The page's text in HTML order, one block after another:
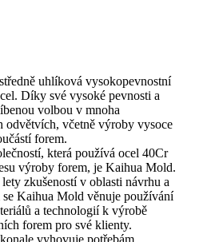
uhlíková vysokopevnostní
Díky své vysoké pevnosti a
volbou v mnoha
odvětvích, včetně výroby vysoce
forem.
která používá ocel 40Cr
výroby forem, je Kaihua Mold.
zkušeností v oblasti návrhu a
Kaihua Mold věnuje používání
a technologií k výrobě
forem pro své klienty.
vyhovuje potřebám